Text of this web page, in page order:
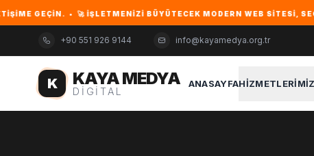
• 🚀 İŞLETMENIZI BÜYÜTECEK MODERN WEB SITESI, SEO
+90 551 926 9144 info@kayamedya.org.tr
K KAYA MEDYA
DIGITAL
ANASAYFAHIZMETLERIMIZ